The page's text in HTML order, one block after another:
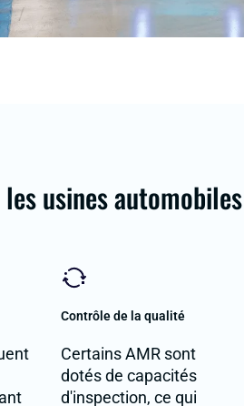
usines automobiles
Contrôle de la qualité
Certains AMR sont
dotés de capacités
d'inspection, ce qui